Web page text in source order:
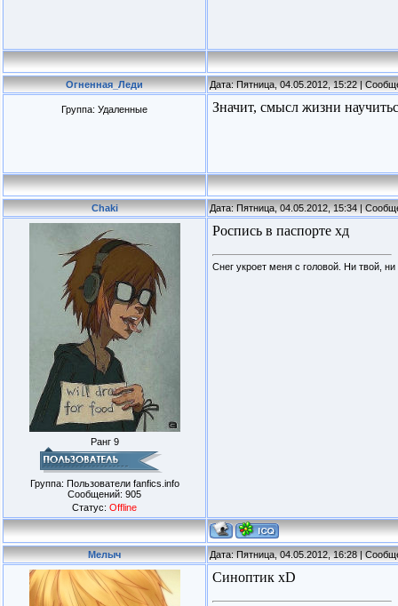
Огненная_Леди Дата: Пятница, 04.05.2012, 15:22 |
Группа: Удаленные Значит, смысл жизни
Chaki Дата: Пятница, 04.05.2012, 15:34 |
Ранг 9
Группа: Пользователи fanfics.info
Сообщений: 905
Статус: Offline
Роспись в паспорте хд
Снег укроет меня с головой. Ни твой,
Мелыч Дата: Пятница, 04.05.2012, 16:28 |
Синоптик xD